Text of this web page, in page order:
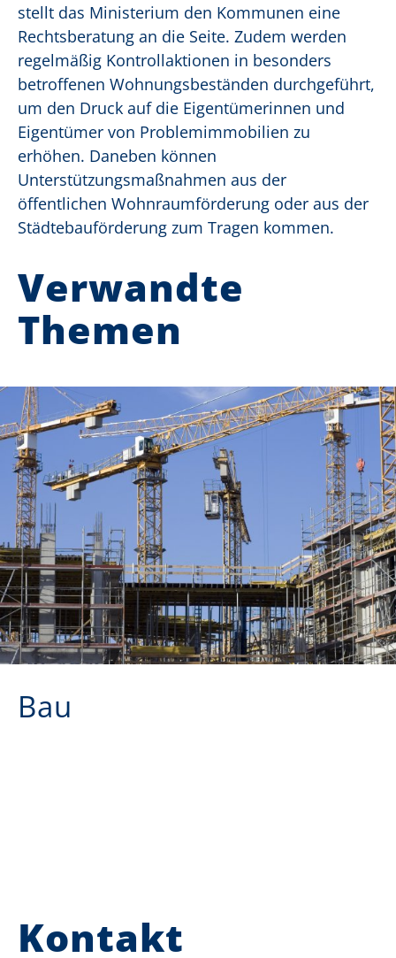
stellt das Ministerium den Kommunen eine
Rechtsberatung an die Seite. Zudem werden
regelmäßig Kontrollaktionen in besonders
betroffenen Wohnungsbeständen durchgeführt,
um den Druck auf die Eigentümerinnen und
Eigentümer von Problemimmobilien zu
erhöhen. Daneben können
Unterstützungsmaßnahmen aus der
öffentlichen Wohnraumförderung oder aus der
Städtebauförderung zum Tragen kommen.
Verwandte
Themen
Bau
Kontakt